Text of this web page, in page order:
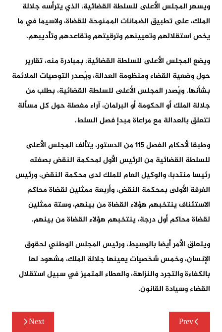
ويسهر المجلس الأعلى للسلطة القضائية، الذي يترأسه جلالة
الملك، على تطبيق الضمانات الممنوحة للقضاة، ولاسيما في ما
يخص استقلالهم وتعيينهم وترقيتهم وتقاعدهم وتأديبهم.
ويضع المجلس الأعلى للسلطة القضائية، بمبادرة منه، تقارير
حول وضعية القضاء ومنظومة العدالة، ويُصدر التوصيات الملائمة
بشأنها. ويُصدر المجلس الأعلى للسلطة القضائية، بطلب من
جلالة الملك أو الحكومة أو البرلمان، آراء مفصلة حول كل مسألة
تتعلق بالعدالة مع مراعاة مبدإ فصل السلط.
وطبقا لأحكام الفصل 115 من الدستور، يتألف المجلس الأعلى
للسلطة القضائية من الرئيس الأول لمحكمة النقض بصفته
رئيسا منتدبا، والوكيل العام للملك لدى محكمة النقض، ورئيس
الغرفة الأولى بمحكمة النقض، وأربعة ممثلين لقضاة محاكم
الاستئناف ينتخبهم هؤلاء القضاة من بينهم، وستة ممثلين
لقضاة محاكم أول درجة، ينتخبهم هؤلاء القضاة من بينهم.
ويتعلق الأمر أيضا بالوسيط، ورئيس المجلس الوطني لحقوق
الإنسان، وخمس شخصيات يعينها جلالة الملك، مشهود لها
بالكفاءة والتجرد والنزاهة، والعطاء المتميز في سبيل استقلال
القضاء وسيادة القانون.
تصفّح
المقالاتPrev
Next